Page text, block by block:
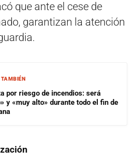
que ante el cese de
garantizan la atención
por riesgo de incendios: será
y «muy alto» durante todo el fin de